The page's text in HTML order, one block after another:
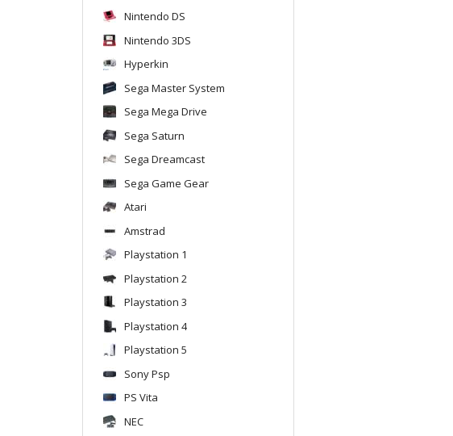
Nintendo DS
Nintendo 3DS
Hyperkin
Sega Master System
Sega Mega Drive
Sega Saturn
Sega Dreamcast
Sega Game Gear
Atari
Amstrad
Playstation 1
Playstation 2
Playstation 3
Playstation 4
Playstation 5
Sony Psp
PS Vita
NEC